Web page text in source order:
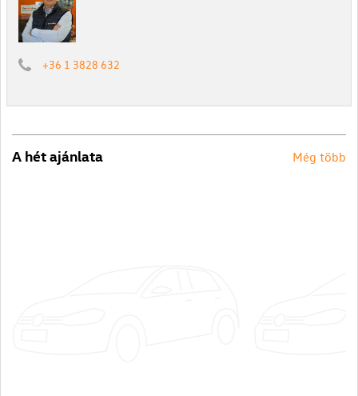
+36 1 3828 632
A hét ajánlata Még több